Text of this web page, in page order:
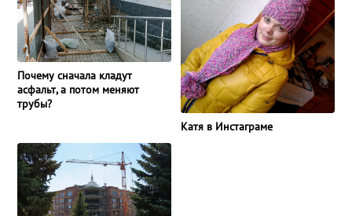
Почему сначала кладут
асфальт, а потом меняют
трубы?
Катя в Инстаграме